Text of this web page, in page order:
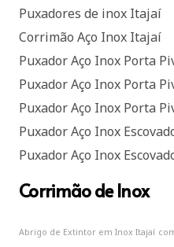
Puxadores de inox Itajaí
Corrimão Aço Inox Itajaí
Puxador Aço Inox Porta
Puxador Aço Inox Porta
Puxador Aço Inox Porta
Puxador Aço Inox
Puxador Aço Inox
Corrimão de Inox
Abrigo de Extintor em Inox Itajaí